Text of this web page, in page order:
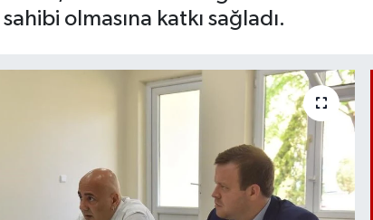
olmasına katkı sağladı.